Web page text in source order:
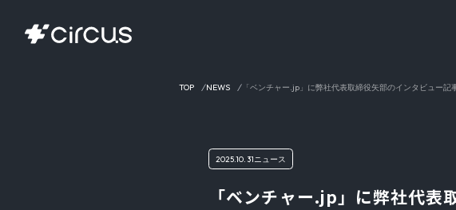
TOP NEWS 「ベンチャー.jp」に弊社代表取締役矢部のインタビュー記
2025.10.31ニュース
「ベンチャー.jp」に弊社代表